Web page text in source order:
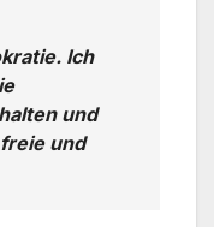
Ich
und
und